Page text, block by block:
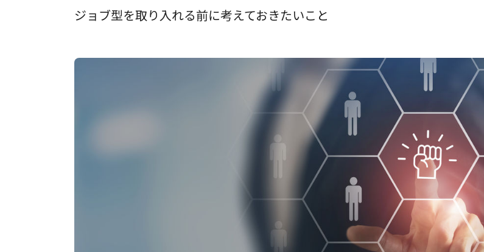
ジョブ型を取り入れる前に考えておきたいこと